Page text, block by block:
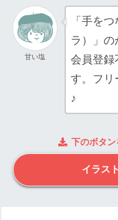
甘い塩
「手を
ラ）」の
会員登録
す。フリ
♪
下のボタン
イラス